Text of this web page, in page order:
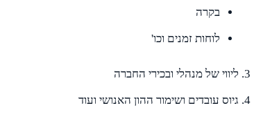
בקרה
לוחות זמנים וכו'
ליווי של מנהלי ובכירי החברה
גיוס עובדים ושימור ההון האנושי ועוד